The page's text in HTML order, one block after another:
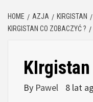
HOME AZJA KIRGISTAN
KIRGISTAN CO ZOBACZYĆ ?
By Pawel 8 lat